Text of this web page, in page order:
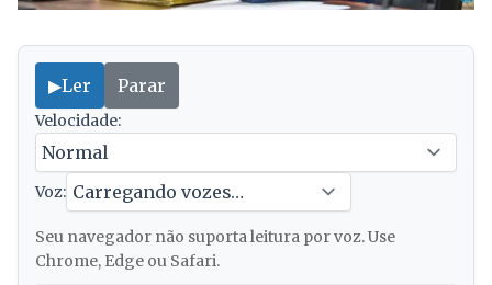
▶Ler Parar
Velocidade:
Voz:
Seu navegador não suporta leitura por voz. Use
Chrome, Edge ou Safari.